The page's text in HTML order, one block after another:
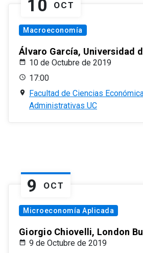
10 OCT
Macroeconomía
Álvaro García, Universidad
10 de Octubre de 2019
17:00
Facultad de Ciencias
Administrativas UC
9 OCT
Microeconomía Aplicada
Giorgio Chiovelli, London
9 de Octubre de 2019